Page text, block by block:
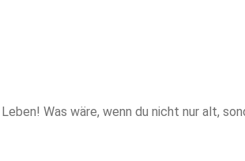
Was wäre, wenn du nicht nur alt,